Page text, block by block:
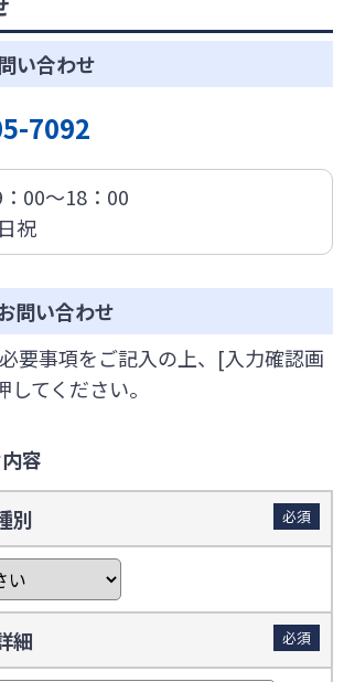
い合わせ
7092
00～18：00
祝
問い合わせ
要事項をご記入の上、[入力確認画
てください。
容
別 必須
細 必須